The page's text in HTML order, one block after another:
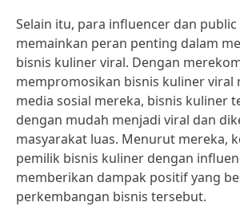
Selain itu, para influencer dan
memainkan peran penting dalam
bisnis kuliner viral. Dengan
mempromosikan bisnis kuliner viral
media sosial mereka, bisnis kuliner
dengan mudah menjadi viral dan
masyarakat luas. Menurut mereka,
pemilik bisnis kuliner dengan
memberikan dampak positif yang
perkembangan bisnis tersebut.